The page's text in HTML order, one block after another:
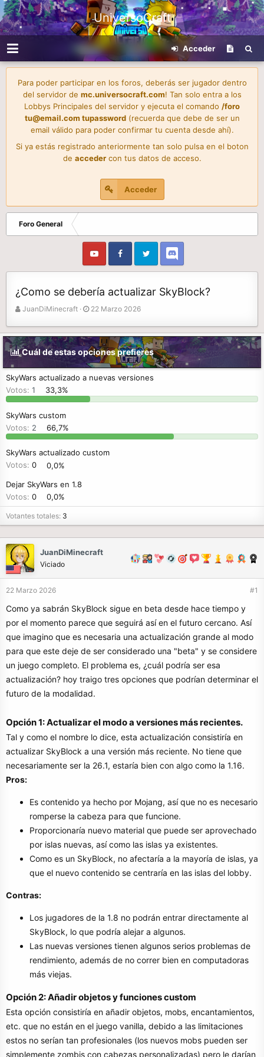
UniversoCraft
Acceder
Para poder participar en los foros, deberás ser jugador dentro
del servidor de mc.universocraft.com! Tan solo entra a los
Lobbys Principales del servidor y ejecuta el comando /foro
tu@email.com tupassword(recuerda que debe de ser un
email válido para poder confirmar tu cuenta desde ahí).
Si ya estás registrado anteriormente tan solo pulsa en el boton
de accedercon tus datos de acceso.
Acceder
Foro General
¿Como se debería actualizar SkyBlock?
A
o
r
JuanDiMinecraft
F
h
a
d
e
n
22 Marzo 2026
Cuál de estas opciones prefieres
SkyWars actualizado a nuevas versiones
Votos: 1 33,3%
SkyWars custom
Votos: 2 66,7%
SkyWars actualizado custom
Votos: 0
0,0%
Dejar SkyWars en 1.8
Votos: 0 0,0%
Votantes totales 3
JuanDiMinecraft
Viciado
22 Marzo 2026 #1
Como ya sabrán SkyBlock sigue en beta desde hace tiempo y
por el momento parece que seguirá así en el futuro cercano. Así
que imagino que es necesaria una actualización grande al modo
para que este deje de ser considerado una "beta" y se considere
un juego completo. El problema es, ¿cuál podría ser esa
actualización? hoy traigo tres opciones que podrían determinar el
futuro de la modalidad.
Opción 1: Actualizar el modo a versiones más recientes.
Tal y como el nombre lo dice, esta actualización consistiría en
actualizar SkyBlock a una versión más reciente. No tiene que
necesariamente ser la 26.1, estaría bien con algo como la 1.16.
Pros:
Es contenido ya hecho por Mojang, así que no es necesario
romperse la cabeza para que funcione.
Proporcionaría nuevo material que puede ser aprovechado
por islas nuevas, así como las islas ya existentes.
Como es un SkyBlock, no afectaría a la mayoría de islas, ya
que el nuevo contenido se centraría en las islas del lobby.
Contras:
Los jugadores de la 1.8 no podrán entrar directamente al
SkyBlock, lo que podría alejar a algunos.
Las nuevas versiones tienen algunos serios problemas de
rendimiento, además de no correr bien en computadoras
más viejas.
Opción 2: Añadir objetos y funciones custom
Esta opción consistiría en añadir objetos, mobs, encantamientos,
etc. que no están en el juego vanilla, debido a las limitaciones
estos no serían tan profesionales (los nuevos mobs pueden ser
simplemente zombis con cabezas personalizadas) pero le darían